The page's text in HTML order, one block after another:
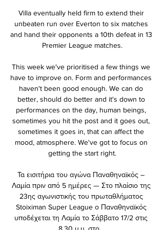
Villa eventually held firm to extend their
unbeaten run over Everton to six matches
and hand their opponents a 10th defeat in 13
Premier League matches.
This week we've prioritised a few things we
have to improve on. Form and performances
haven't been good enough. We can do
better, should do better and it's down to
performances on the day, human beings,
sometimes you hit the post and it goes out,
sometimes it goes in, that can affect the
mood, atmosphere. We've got to focus on
getting the start right.
Τα εισιτήρια του αγώνα Παναθηναϊκός –
Λαμία πριν από 5 ημέρες — Στο πλαίσιο της
23ης αγωνιστικής του πρωταθλήματος
Stoiximan Super League ο Παναθηναϊκός
υποδέχεται τη Λαμία το Σάββατο 17/2 στις